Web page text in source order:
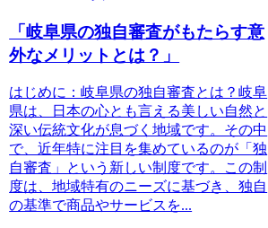
「岐阜県の独自審査がもたらす意
外なメリットとは？」
はじめに：岐阜県の独自審査とは？岐阜
県は、日本の心とも言える美しい自然と
深い伝統文化が息づく地域です。その中
で、近年特に注目を集めているのが「独
自審査」という新しい制度です。この制
度は、地域特有のニーズに基づき、独自
の基準で商品やサービスを...